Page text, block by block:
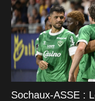
Sochaux-ASSE :